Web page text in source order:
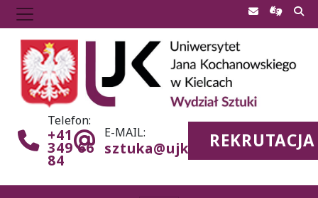
Telefon:
+41
349 66
84
E-MAIL:
sztuka@ujk.edu.plREKRUTACJA